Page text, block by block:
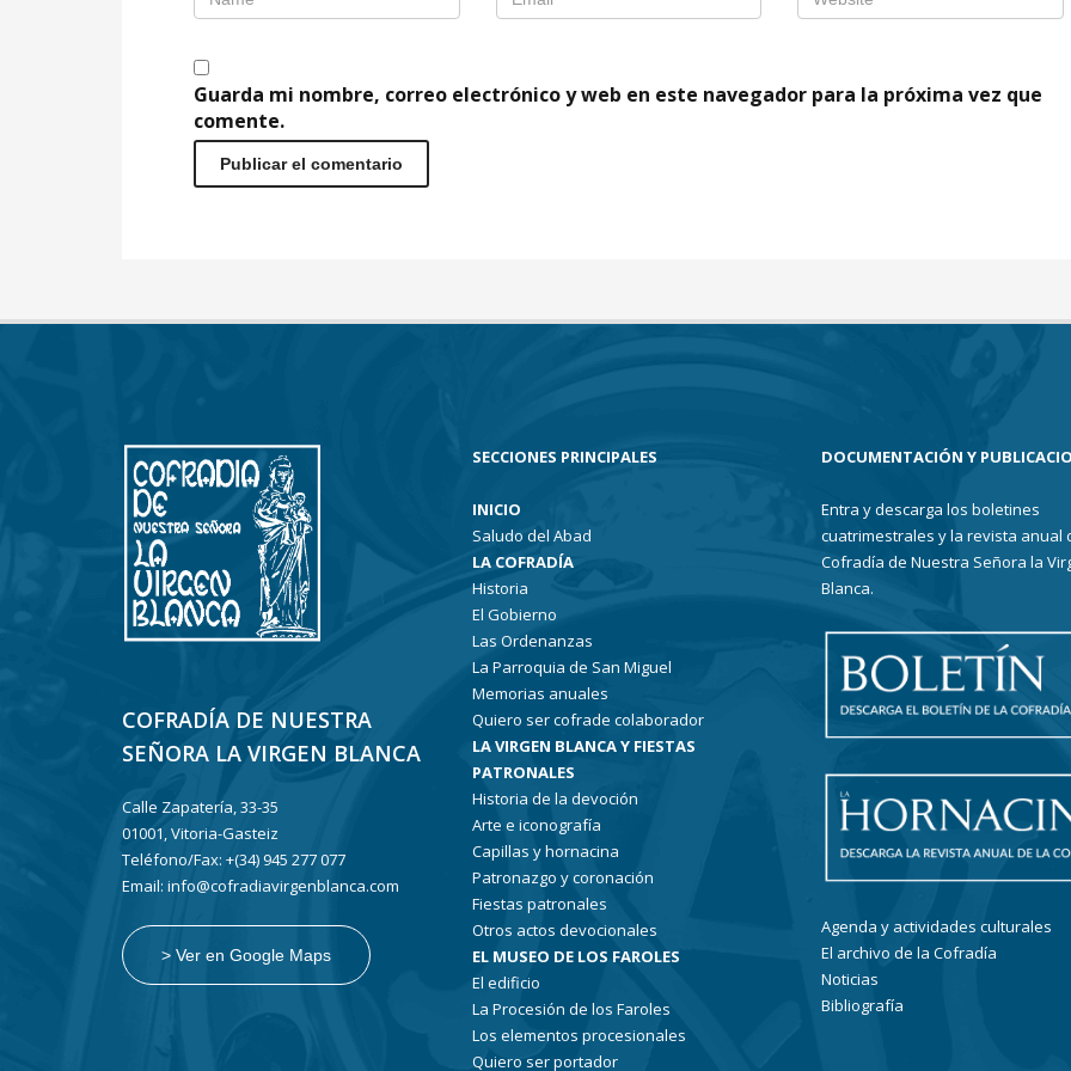
Guarda mi nombre, correo electrónico y web en este navegador para la próxima vez que
comente.
COFRADÍA DE NUESTRA
SEÑORA LA VIRGEN BLANCA
Calle Zapatería, 33-35
01001, Vitoria-Gasteiz
Teléfono/Fax: +(34) 945 277 077
Email: info@cofradiavirgenblanca.com
> Ver en Google Maps
SECCIONES PRINCIPALES
INICIO
Saludo del Abad
LA COFRADÍA
Historia
El Gobierno
Las Ordenanzas
La Parroquia de San Miguel
Memorias anuales
Quiero ser cofrade colaborador
LA VIRGEN BLANCA Y FIESTAS
PATRONALES
Historia de la devoción
Arte e iconografía
Capillas y hornacina
Patronazgo y coronación
Fiestas patronales
Otros actos devocionales
EL MUSEO DE LOS FAROLES
El edificio
La Procesión de los Faroles
Los elementos procesionales
Quiero ser portador
DOCUMENTACIÓN Y
Entra y descarga los boletines
cuatrimestrales y la revista anual
Cofradía de Nuestra Señora la
Blanca.
Agenda y actividades culturales
El archivo de la Cofradía
Noticias
Bibliografía